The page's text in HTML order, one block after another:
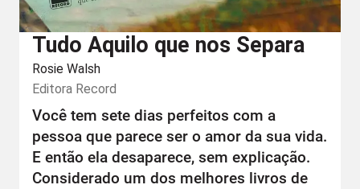
Tudo Aquilo que nos Separa
Rosie Walsh
Editora Record
Você tem sete dias perfeitos com a
pessoa que parece ser o amor da sua vida.
E então ela desaparece, sem explicação.
Considerado um dos melhores livros de